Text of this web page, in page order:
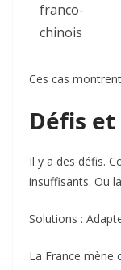
franco-
chinois
Ces cas
Défis
Il y a des défis.
insuffisants. Ou
Solutions :
La France mène